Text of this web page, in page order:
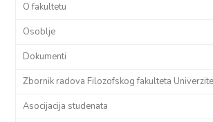
O fakultetu
Osoblje
Dokumenti
Zbornik radova Filozofskog fakulteta
Asocijacija studenata